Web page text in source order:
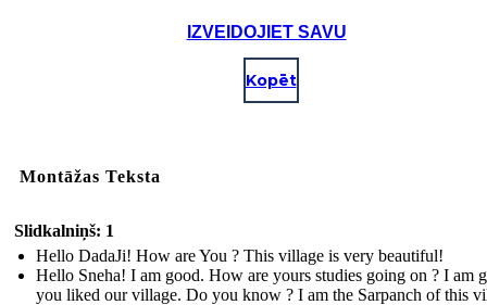
IZVEIDOJIET SAVU
Kopēt
Montāžas Teksta
Slidkalniņš: 1
Hello DadaJi! How are You ? This village is very beautiful!
Hello Sneha! I am good. How are yours studies going on ? I am
you liked our village. Do you know ? I am the Sarpanch of this